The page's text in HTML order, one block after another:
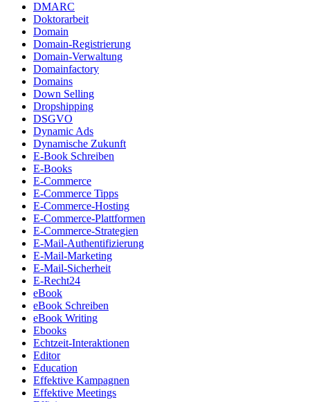
DMARC
Doktorarbeit
Domain
Domain-Registrierung
Domain-Verwaltung
Domainfactory
Domains
Down Selling
Dropshipping
DSGVO
Dynamic Ads
Dynamische Zukunft
E-Book Schreiben
E-Books
E-Commerce
E-Commerce Tipps
E-Commerce-Hosting
E-Commerce-Plattformen
E-Commerce-Strategien
E-Mail-Authentifizierung
E-Mail-Marketing
E-Mail-Sicherheit
E-Recht24
eBook
eBook Schreiben
eBook Writing
Ebooks
Echtzeit-Interaktionen
Editor
Education
Effektive Kampagnen
Effektive Meetings